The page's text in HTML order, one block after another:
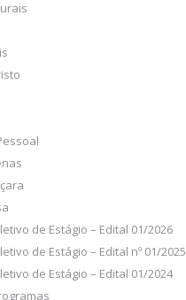
de Estágio – Edital 01/2026
de Estágio – Edital nº 01/2025
de Estágio – Edital 01/2024